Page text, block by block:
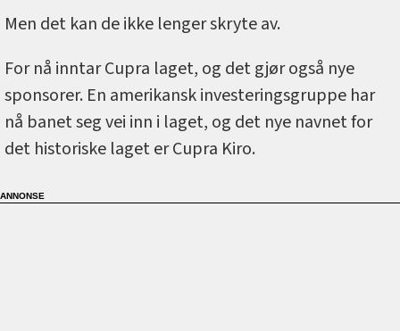
Men det kan de ikke lenger skryte av.
For nå inntar Cupra laget, og det gjør også nye
sponsorer. En amerikansk investeringsgruppe har
nå banet seg vei inn i laget, og det nye navnet for
det historiske laget er Cupra Kiro.